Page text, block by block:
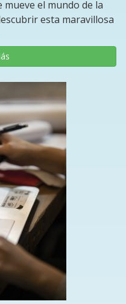
mueve el mundo de la
esta maravillosa